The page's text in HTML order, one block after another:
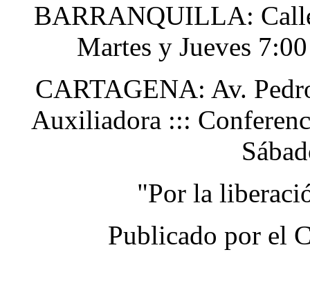
BARRANQUILLA:
Martes y Jueves
CARTAGENA: Av.
Auxiliadora :::
"Por la
Publicado por el